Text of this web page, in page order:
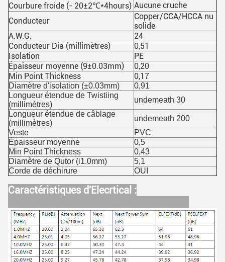
Courbure froide (- 20±2℃*4hours) Aucune cruche
Conducteur
Copper/CCA/HCCA nu
solide
A.W.G.
24
Conducteur Dia (millimètres)
0,51
Isolation
PE
Épaisseur moyenne (9±0.03mm)
0,20
Min Point Thickness
0,17
Diamètre d'isolation (±0.03mm)
0,91
Longueur étendue de Twistiing
(millimètres)
undemeath 30
Longueur étendue de câblage
(millimètres)
undemeath 200
Veste
PVC
Épaisseur moyenne
0,5
Min Point Thickness
0,43
Diamètre de Qutor (i1.0mm)
5,1
Corde de déchirure
OUI
Caractéristiques d'Elecrtical :